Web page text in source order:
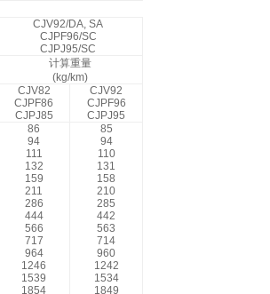
CJV92/DA, SA
CJPF96/SC
CJPJ95/SC
计算重量
(kg/km)
CJV82
CJPF86
CJPJ85
CJV92
CJPF96
CJPJ95
86
94
111
132
159
211
286
444
566
717
964
1246
1539
1854
85
94
110
131
158
210
285
442
563
714
960
1242
1534
1849